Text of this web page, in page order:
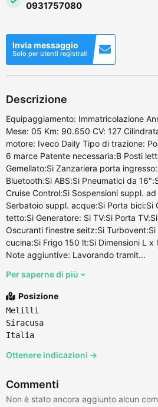
0931757080
Invia messaggio
Solo per utenti registrati
Descrizione
Equipaggiamento: Immatricolazione
Mese: 05 Km: 90.650 CV: 127
motore: Iveco Daily Tipo di trazione:
6 marce Patente necessaria:B Posti
Gemellato:Si Zanzariera porta
Bluetooth:Si ABS:Si Pneumatici da
Cruise Control:Si Sospensioni suppl.
Serbatoio suppl. acque:Si Porta bici:Si
tetto:Si Generatore: Si TV:Si Porta
Oscuranti finestre seitz:Si
cucina:Si Frigo 150 lt:Si Dimensioni L x
Note aggiuntive: Lavorando tramit...
Per saperne di più
Posizione
Melilli
Siracusa
Italia
Ottenere indicazioni →
Commenti
Non è stato ancora aggiunto alcun